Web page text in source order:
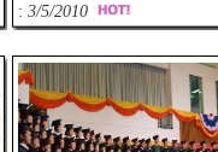
: 3/5/2010